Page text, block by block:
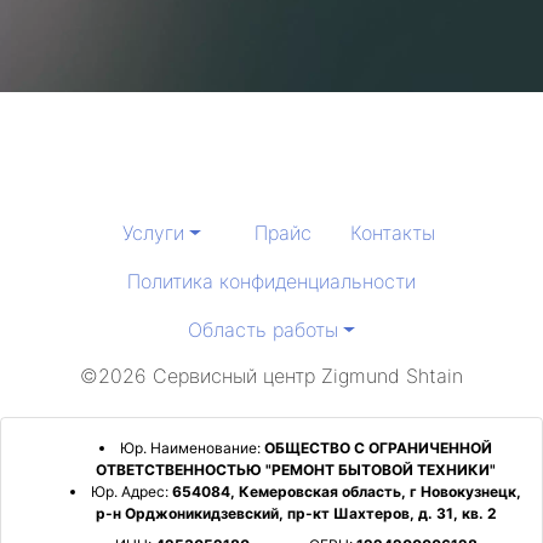
Услуги Прайс
Контакты
Политика конфиденциальности
Область работы
©2026 Сервисный центр Zigmund Shtain
Юр. Наименование: ОБЩЕСТВО С ОГРАНИЧЕННОЙ
ОТВЕТСТВЕННОСТЬЮ "РЕМОНТ БЫТОВОЙ ТЕХНИКИ"
Юр. Адрес: 654084, Кемеровская область, г Новокузнецк,
р-н Орджоникидзевский, пр-кт Шахтеров, д. 31, кв. 2